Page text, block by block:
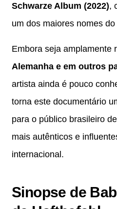
Schwarze Album (2022),
um dos maiores nomes
Embora seja amplamente
Alemanha e em outros
artista ainda é pouco
torna este documentário
para o público brasileiro
mais autênticos e
internacional.
Sinopse de